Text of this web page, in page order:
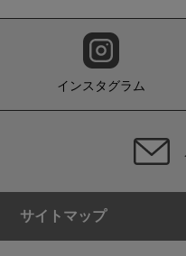
インスタグラム
サイトマップ